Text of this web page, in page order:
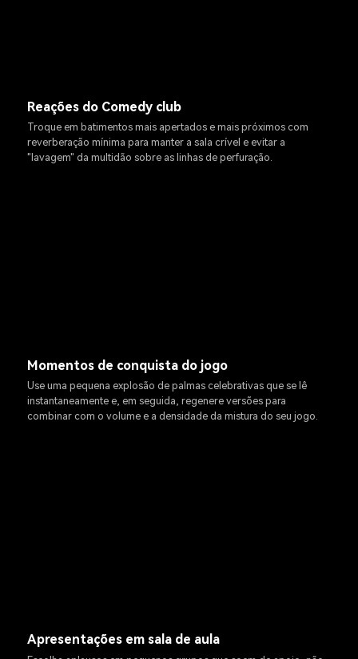
Reações do Comedy club
Troque em batimentos mais apertados e mais próximos com
reverberação mínima para manter a sala crível e evitar a
"lavagem" da multidão sobre as linhas de perfuração.
Momentos de conquista do jogo
Use uma pequena explosão de palmas celebrativas que se lê
instantaneamente e, em seguida, regenere versões para
combinar com o volume e a densidade da mistura do seu jogo.
Apresentações em sala de aula